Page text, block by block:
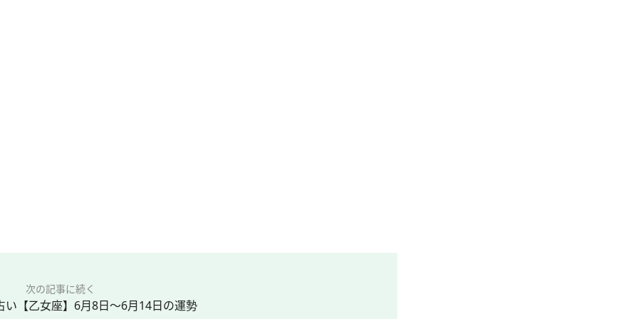
次の記事に続く
い【乙女座】6月8日〜6月14日の運勢